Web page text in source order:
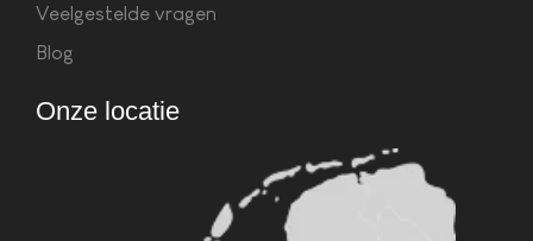
Veelgestelde vragen
Blog
Onze locatie